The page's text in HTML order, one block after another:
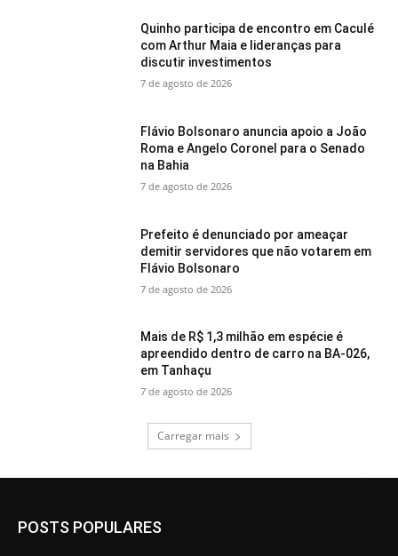
Quinho participa de encontro em Caculé
com Arthur Maia e lideranças para
discutir investimentos
7 de agosto de 2026
Flávio Bolsonaro anuncia apoio a João
Roma e Angelo Coronel para o Senado
na Bahia
7 de agosto de 2026
Prefeito é denunciado por ameaçar
demitir servidores que não votarem em
Flávio Bolsonaro
7 de agosto de 2026
Mais de R$ 1,3 milhão em espécie é
apreendido dentro de carro na BA-026,
em Tanhaçu
7 de agosto de 2026
Carregar mais
POSTS POPULARES